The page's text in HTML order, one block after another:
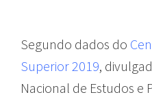
Segundo dados do
Superior 2019,
Nacional de Estudos e